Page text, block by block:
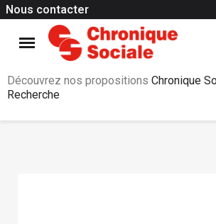
Nous contacter
Découvrez nos propositions Chronique
Recherche